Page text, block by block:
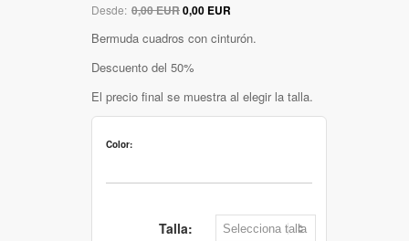
Desde: 0,00 EUR0,00 EUR
Bermuda cuadros con cinturón.
Descuento del 50%
El precio final se muestra al elegir la talla.
Color:
Talla: